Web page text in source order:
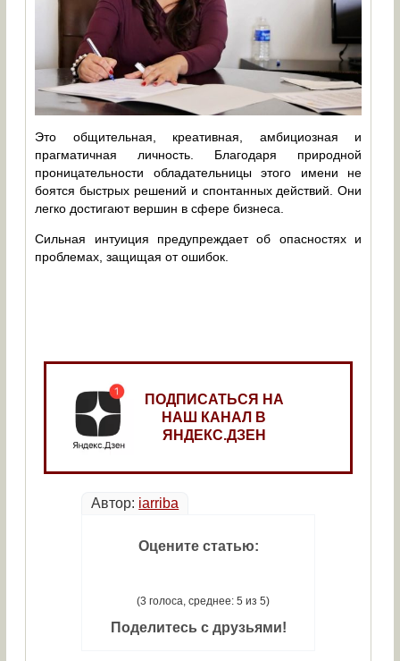
Это общительная, креативная, амбициозная и
прагматичная личность. Благодаря природной
проницательности обладательницы этого имени не
боятся быстрых решений и спонтанных действий. Они
легко достигают вершин в сфере бизнеса.
Сильная интуиция предупреждает об опасностях и
проблемах, защищая от ошибок.
ПОДПИСАТЬСЯ НА
НАШ КАНАЛ В
ЯНДЕКС.ДЗЕН
Автор: iarriba
Оцените статью:
(3 голоса, среднее: 5 из 5)
Поделитесь с друзьями!